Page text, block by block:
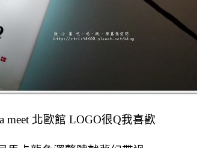
meet 北歐館 LOGO很Q我喜歡